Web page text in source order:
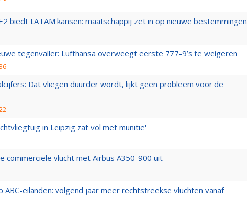
biedt LATAM kansen: maatschappij zet in op nieuwe bestemmingen
tegenvaller: Lufthansa overweegt eerste 777-9’s te weigeren
Dat vliegen duurder wordt, lijkt geen probleem voor de
in Leipzig zat vol met munitie'
commerciële vlucht met Airbus A350-900 uit
ABC-eilanden: volgend jaar meer rechtstreekse vluchten vanaf